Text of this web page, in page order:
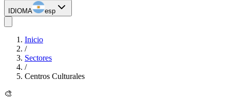
IDIOMA esp
Inicio
/
Sectores
/
Centros Culturales
🎨